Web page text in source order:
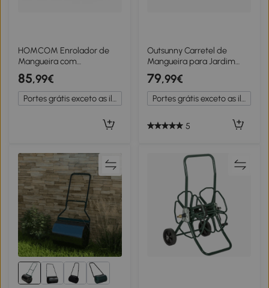
HOMCOM Enrolador de
Mangueira com
Mecanismo de
Recolhimento Mangueira
de 16,5 m Montagem em
Parede Vermelho e Preto
85,99€
Portes grátis exceto as ilhas
Outsunny Carretel de
Mangueira para Jardim
20+2 m com 7 Bocais
Função de Bloqueio
Retorno Automático e Giro
de 180° Cinza Claro
79,99€
Portes grátis exceto as ilhas
5